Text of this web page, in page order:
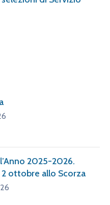
2025-2026.
ottobre allo Scorza